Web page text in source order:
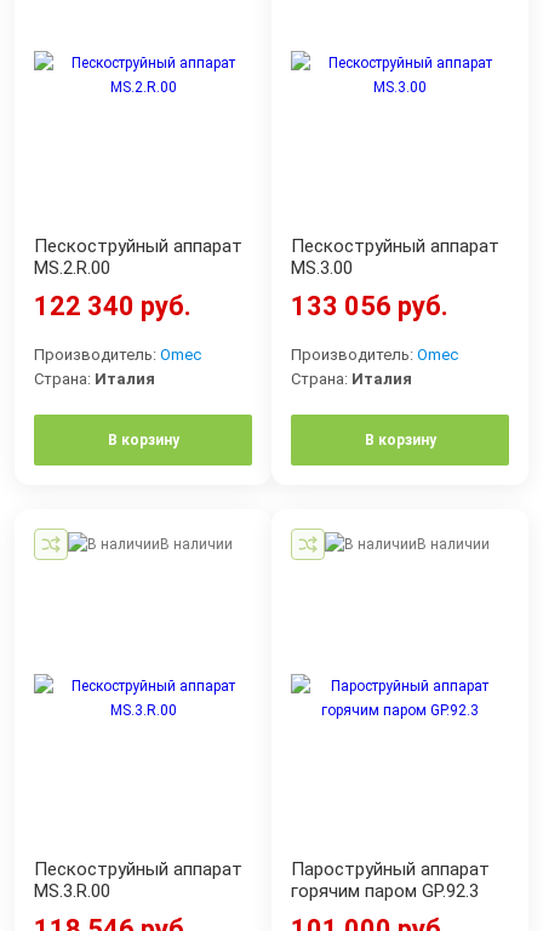
Пескоструйный аппарат
MS.2.R.00
122 340 руб.
Производитель: Omec
Страна: Италия
В корзину
Пескоструйный аппарат
MS.3.00
133 056 руб.
Производитель: Omec
Страна: Италия
В корзину
В наличии
Пескоструйный аппарат
MS.3.R.00
В наличии
Пароструйный аппарат
горячим паром GP.92.3